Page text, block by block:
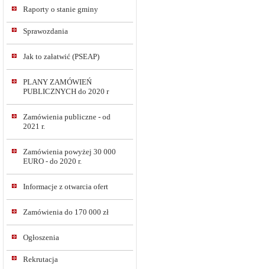
Raporty o stanie gminy
Sprawozdania
Jak to załatwić (PSEAP)
PLANY ZAMÓWIEŃ
PUBLICZNYCH do 2020 r
Zamówienia publiczne - od
2021 r.
Zamówienia powyżej 30 000
EURO - do 2020 r.
Informacje z otwarcia ofert
Zamówienia do 170 000 zł
Ogłoszenia
Rekrutacja